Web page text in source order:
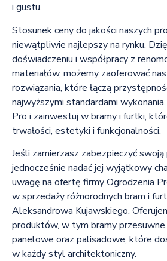
i gustu.
Stosunek ceny do jakości naszych
niewątpliwie najlepszy na rynku.
doświadczeniu i współpracy z
materiałów, możemy zaoferować
rozwiązania, które łączą
najwyższymi standardami
Pro i zainwestuj w bramy i furtki,
trwałości, estetyki i funkcjonalności.
Jeśli zamierzasz zabezpieczyć swoją
jednocześnie nadać jej wyjątkowy
uwagę na ofertę firmy Ogrodzenia
w sprzedaży różnorodnych bram i
Aleksandrowa Kujawskiego.
produktów, w tym bramy
panelowe oraz palisadowe, które
w każdy styl architektoniczny.